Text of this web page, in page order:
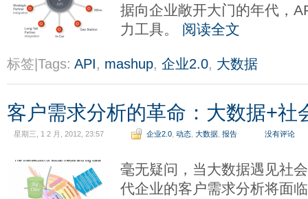
据向企业敞开大门的年代，
力工具。 阅读全文
标签|Tags: API, mashup, 企业2.0, 大数据
客户需求分析的革命：大数据+社
星期三, 1 2 月, 2012, 23:57 企业2.0 动态 大数据 报告 没有评论
毫无疑问，当大数据遇见社
代企业的客户需求分析将面